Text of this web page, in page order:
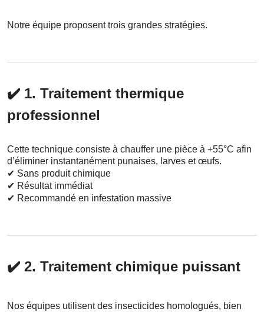
Notre équipe proposent trois grandes stratégies.
✔️ 1. Traitement thermique
professionnel
Cette technique consiste à chauffer une pièce à +55°C afin
d’éliminer instantanément punaises, larves et œufs.
✔ Sans produit chimique
✔ Résultat immédiat
✔ Recommandé en infestation massive
✔️ 2. Traitement chimique puissant
Nos équipes utilisent des insecticides homologués, bien